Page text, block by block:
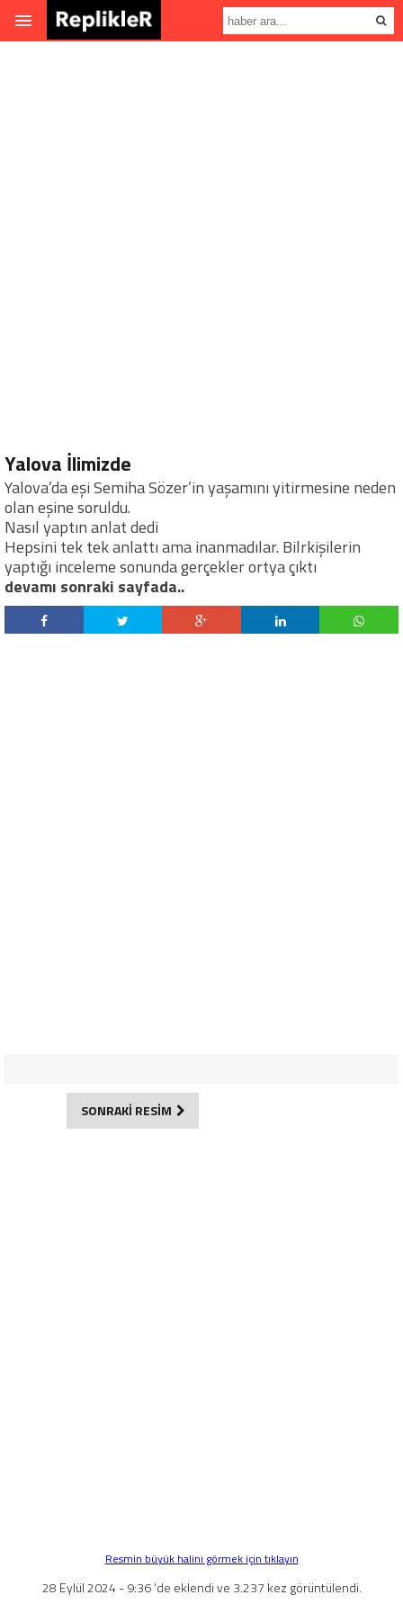
Yalova İlimizde
Yalova’da eşi Semiha Sözer’in yaşamını yitirmesine neden
olan eşine soruldu.
Nasıl yaptın anlat dedi
Hepsini tek tek anlattı ama inanmadılar. Bilrkişilerin
yaptığı inceleme sonunda gerçekler ortya çıktı
devamı sonraki sayfada..
SONRAKİ RESİM
Resmin büyük halini görmek için tıklayın
28 Eylül 2024 - 9:36 'de eklendi ve 3.237 kez görüntülendi.